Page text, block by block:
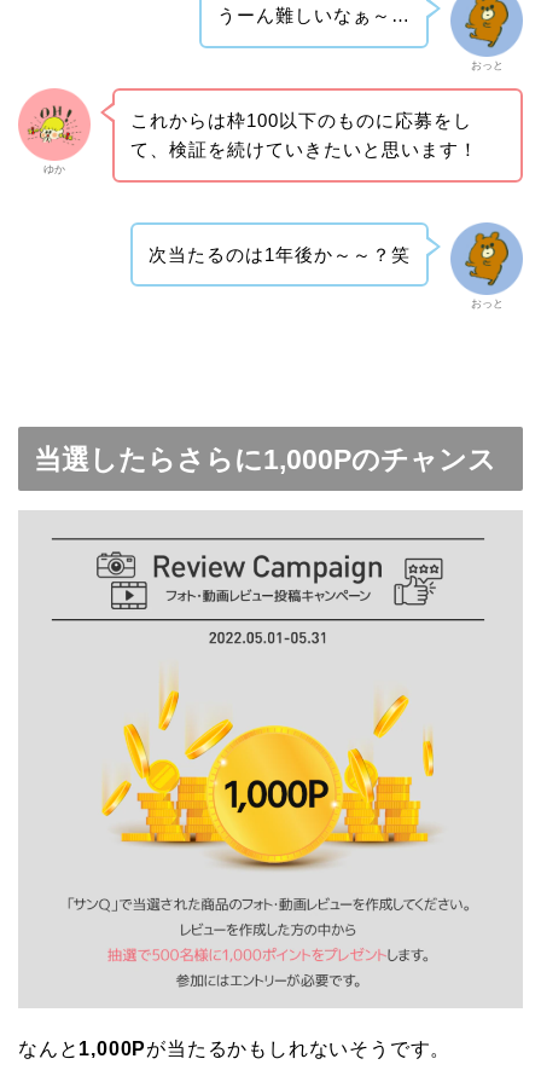
おっと
うーん難しいなぁ～…
ゆか
これからは枠100以下のものに応募をし
て、検証を続けていきたいと思います！
おっと
次当たるのは1年後か～～？笑
当選したらさらに1,000Pのチャンス
なんと 1,000Pが当たるかもしれないそうです。